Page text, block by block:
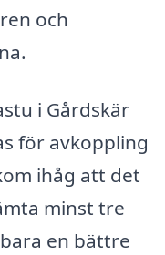
och
i Gårdskär
för avkoppling
ihåg att det
minst tre
en bättre